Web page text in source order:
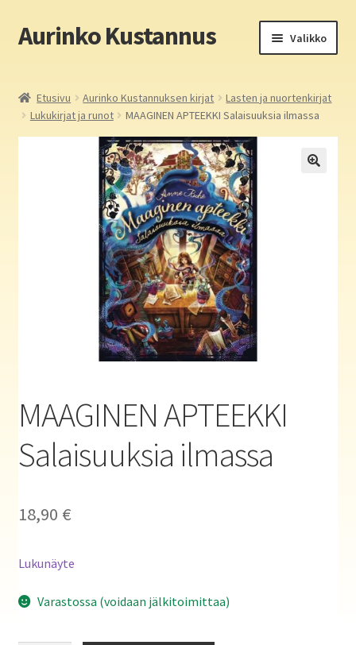
Siirry
navigointiin
Siirry
sisältöön
Aurinko Kustannus Valikko
Yritys
Aurinko Kustannus: kirjat
Auringon kirja- ja paperipuodit verkossa
Etusivu Aurinko Kustannuksen kirjat
Lasten ja nuortenkirjat
Lukukirjat ja runot
MAAGINEN APTEEKKI Salaisuuksia ilmassa
MAAGINEN APTEEKKI
Salaisuuksia ilmassa
18,90 €
Lukunäyte
Varastossa (voidaan jälkitoimittaa)